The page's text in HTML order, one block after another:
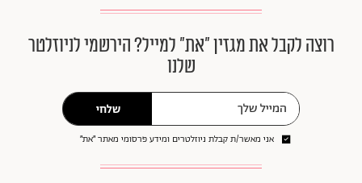
רוצה לקבל את מגזין ״את״ למייל? הירשמי לניוזלטר
שלנו
שלחי
אני מאשר/ת קבלת ניוזלטרים ומידע פרסומי מאתר ״את״